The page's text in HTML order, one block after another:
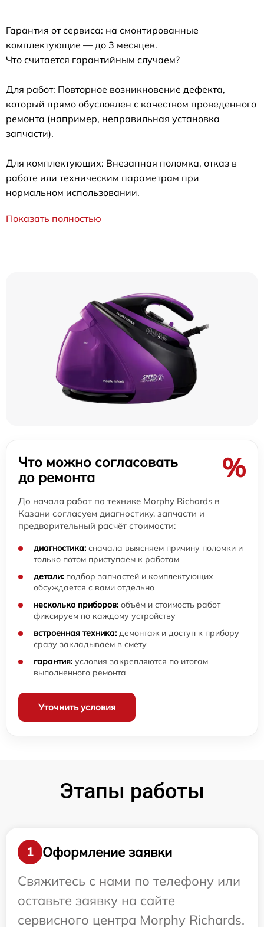
Гарантия от сервиса: на смонтированные
комплектующие — до 3 месяцев.
Что считается гарантийным случаем?
Для работ: Повторное возникновение дефекта,
который прямо обусловлен с качеством проведенного
ремонта (например, неправильная установка
запчасти).
Для комплектующих: Внезапная поломка, отказ в
работе или техническим параметрам при
нормальном использовании.
Показать полностью
Что можно согласовать
до ремонта
%
До начала работ по технике Morphy Richards в
Казани согласуем диагностику, запчасти и
предварительный расчёт стоимости:
диагностика: сначала выясняем причину поломки и
только потом приступаем к работам
детали: подбор запчастей и комплектующих
обсуждается с вами отдельно
несколько приборов: объём и стоимость работ
фиксируем по каждому устройству
встроенная техника: демонтаж и доступ к прибору
сразу закладываем в смету
гарантия: условия закрепляются по итогам
выполненного ремонта
Уточнить условия
Этапы работы
1
Оформление заявки
Свяжитесь с нами по телефону или
оставьте заявку на сайте
сервисного центра Morphy Richards.